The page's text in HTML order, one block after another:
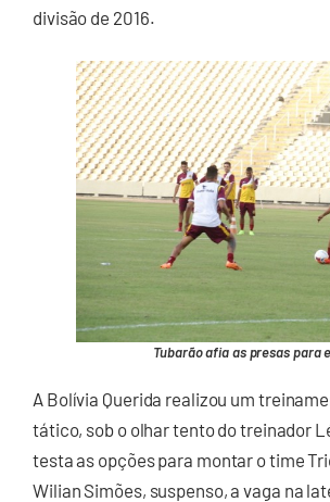
divisão de 2016.
Tubarão afia as presas para
A Bolívia Querida realizou um
tático, sob o olhar tento do treinador
testa as opções para montar o time
Wilian Simões, suspenso, a vaga na